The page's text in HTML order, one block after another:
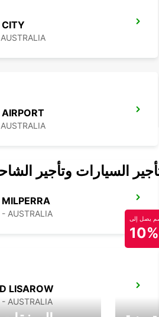
- AUSTRALIA
LISAROW
- AUSTRALIA
السيارات وتأجير
يصل إلى
10%